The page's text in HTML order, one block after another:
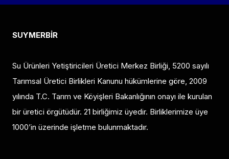
SUYMERBİR
Su Ürünleri Yetiştiricileri Üretici Merkez Birliği, 5200 sayılı
Tarımsal Üretici Birlikleri Kanunu hükümlerine göre, 2009
yılında T.C. Tarım ve Köyişleri Bakanlığının onayı ile kurulan
bir üretici örgütüdür. 21 birliğimiz üyedir. Birliklerimize üye
1000’in üzerinde işletme bulunmaktadır.